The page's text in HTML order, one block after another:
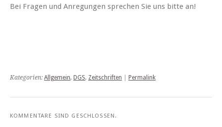
Bei Fragen und Anregungen sprechen Sie uns bitte an!
Kategorien: Allgemein, DGS, Zeitschriften Permalink
KOMMENTARE SIND GESCHLOSSEN.